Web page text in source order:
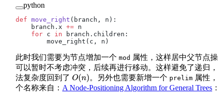
python
def move_right (branch, n):
    branch.x
+= n
    for
c in branch.children:
        move_right(c, n)
此时我们需要为节点增加一个 mod 属性，这样居中父节点
可以暂时不考虑冲突，后续再进行移动。这样避免了递归
法复杂度回到了 O(n) 。另外也需要新增一个 prelim属性
个名称来自： A Node-Positioning Algorithm for General Trees